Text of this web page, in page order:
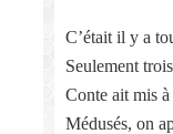
C’était il y a
Seulement
Conte ait mis à
Médusés, on